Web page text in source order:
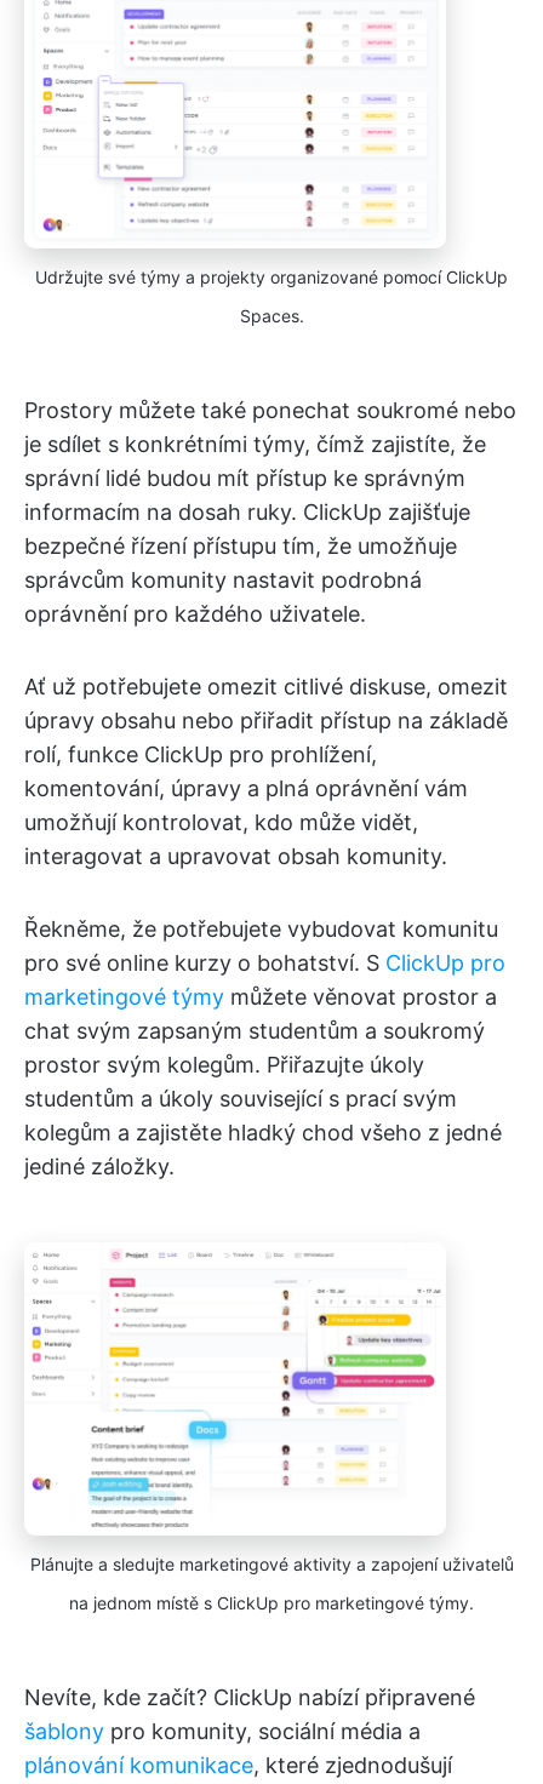
Udržujte své týmy a projekty organizované pomocí ClickUp
Spaces.
Prostory můžete také ponechat soukromé nebo
je sdílet s konkrétními týmy, čímž zajistíte, že
správní lidé budou mít přístup ke správným
informacím na dosah ruky. ClickUp zajišťuje
bezpečné řízení přístupu tím, že umožňuje
správcům komunity nastavit podrobná
oprávnění pro každého uživatele.
Ať už potřebujete omezit citlivé diskuse, omezit
úpravy obsahu nebo přiřadit přístup na základě
rolí, funkce ClickUp pro prohlížení,
komentování, úpravy a plná oprávnění vám
umožňují kontrolovat, kdo může vidět,
interagovat a upravovat obsah komunity.
Řekněme, že potřebujete vybudovat komunitu
pro své online kurzy o bohatství. S ClickUp pro
marketingové týmy můžete věnovat prostor a
chat svým zapsaným studentům a soukromý
prostor svým kolegům. Přiřazujte úkoly
studentům a úkoly související s prací svým
kolegům a zajistěte hladký chod všeho z jedné
jediné záložky.
Plánujte a sledujte marketingové aktivity a zapojení uživatelů
na jednom místě s ClickUp pro marketingové týmy.
Nevíte, kde začít? ClickUp nabízí připravené
šablony pro komunity, sociální média a
plánování komunikace, které zjednodušují